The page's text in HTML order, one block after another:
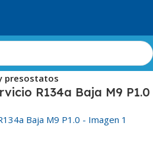
presostatos
R134a Baja M9 P1.0